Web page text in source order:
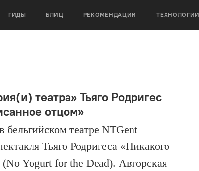
ГИДЫ БЛИЦ РЕКОМЕНДАЦИИ ТЕХНОЛОГИИ
театра» Тьяго Родригес
отцом»
бельгийском театре NTGent
Тьяго Родригеса «Никакого
Yogurt for the Dead). Авторская